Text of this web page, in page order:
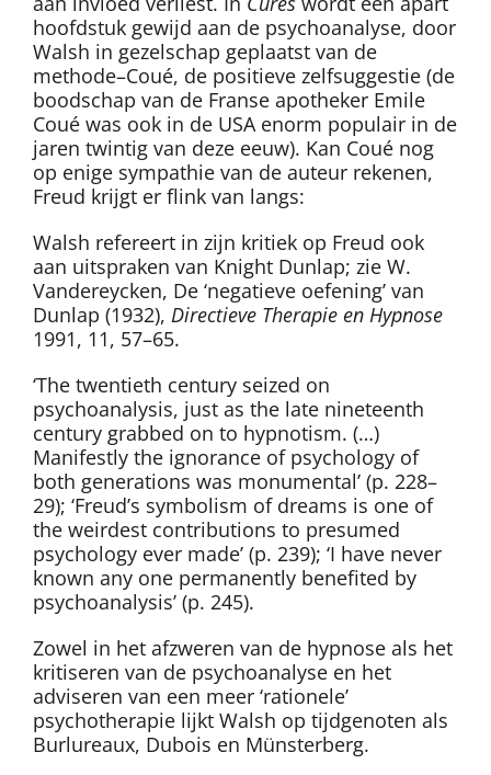
hoofdstuk gewijd aan de psychoanalyse, door
Walsh in gezelschap geplaatst van de
methode–Coué, de positieve zelfsuggestie (de
boodschap van de Franse apotheker Emile
Coué was ook in de USA enorm populair in de
jaren twintig van deze eeuw). Kan Coué nog
op enige sympathie van de auteur rekenen,
Freud krijgt er flink van langs:
Walsh refereert in zijn kritiek op Freud ook
aan uitspraken van Knight Dunlap; zie W.
Vandereycken, De ‘negatieve oefening’ van
Dunlap (1932), Directieve Therapie en Hypnose
1991, 11, 57–65.
‘The twentieth century seized on
psychoanalysis, just as the late nineteenth
century grabbed on to hypnotism. (…)
Manifestly the ignorance of psychology of
both generations was monumental’ (p. 228–
29); ‘Freud’s symbolism of dreams is one of
the weirdest contributions to presumed
psychology ever made’ (p. 239); ‘I have never
known any one permanently benefited by
psychoanalysis’ (p. 245).
Zowel in het afzweren van de hypnose als het
kritiseren van de psychoanalyse en het
adviseren van een meer ‘rationele’
psychotherapie lijkt Walsh op tijdgenoten als
Burlureaux, Dubois en Münsterberg.